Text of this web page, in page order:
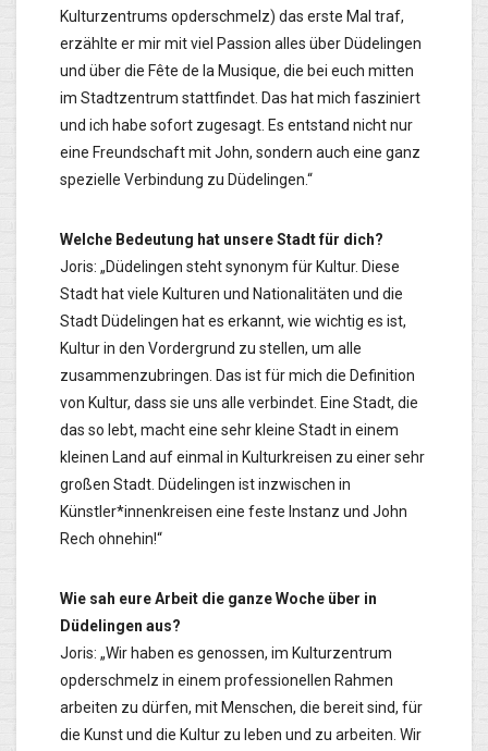
Kulturzentrums opderschmelz) das erste Mal traf,
erzählte er mir mit viel Passion alles über Düdelingen
und über die Fête de la Musique, die bei euch mitten
im Stadtzentrum stattfindet. Das hat mich fasziniert
und ich habe sofort zugesagt. Es entstand nicht nur
eine Freundschaft mit John, sondern auch eine ganz
spezielle Verbindung zu Düdelingen.“
Welche Bedeutung hat unsere Stadt für dich?
Joris: „Düdelingen steht synonym für Kultur. Diese
Stadt hat viele Kulturen und Nationalitäten und die
Stadt Düdelingen hat es erkannt, wie wichtig es ist,
Kultur in den Vordergrund zu stellen, um alle
zusammenzubringen. Das ist für mich die Definition
von Kultur, dass sie uns alle verbindet. Eine Stadt, die
das so lebt, macht eine sehr kleine Stadt in einem
kleinen Land auf einmal in Kulturkreisen zu einer sehr
großen Stadt. Düdelingen ist inzwischen in
Künstler*innenkreisen eine feste Instanz und John
Rech ohnehin!“
Wie sah eure Arbeit die ganze Woche über in
Düdelingen aus?
Joris: „Wir haben es genossen, im Kulturzentrum
opderschmelz in einem professionellen Rahmen
arbeiten zu dürfen, mit Menschen, die bereit sind, für
die Kunst und die Kultur zu leben und zu arbeiten. Wir